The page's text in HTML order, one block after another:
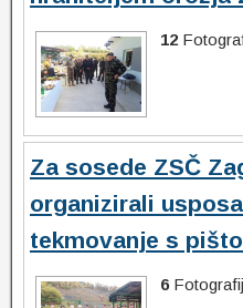
12
Za sosede ZSČ
organizirali
tekmovanje s
6Fotografij